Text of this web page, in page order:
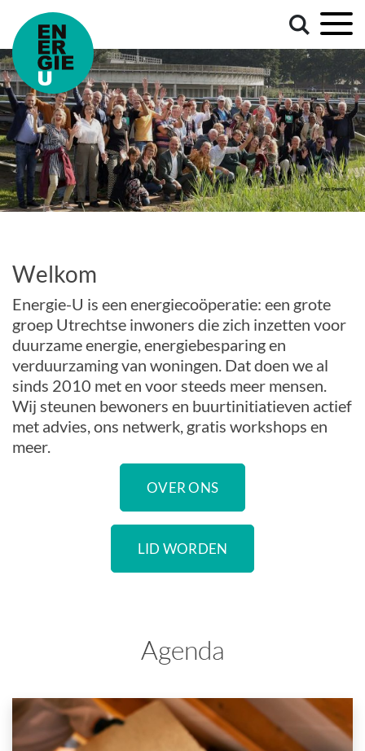
Welkom
Energie-U is een energiecoöperatie: een grote
groep Utrechtse inwoners die zich inzetten voor
duurzame energie, energiebesparing en
verduurzaming van woningen. Dat doen we al
sinds 2010 met en voor steeds meer mensen.
Wij steunen bewoners en buurtinitiatieven actief
met advies, ons netwerk, gratis workshops en
meer.
OVER ONS
LID WORDEN
Agenda